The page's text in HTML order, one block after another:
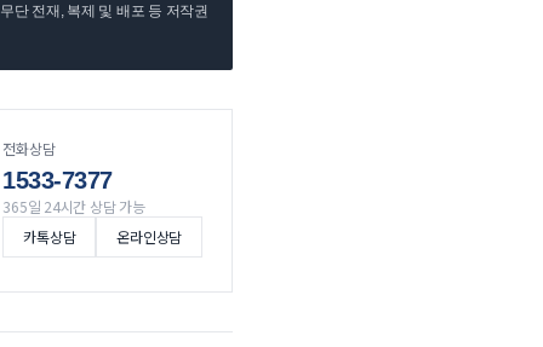
단 전재, 복제 및 배포 등 저작권
전화상담
1533-7377
365일 24시간 상담 가능
카톡상담
온라인상담